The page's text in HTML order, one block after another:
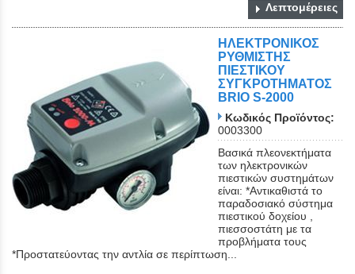
Λεπτομέρειες
ΗΛΕΚΤΡΟΝΙΚΟΣ
ΡΥΘΜΙΣΤΗΣ
ΠΙΕΣΤΙΚΟΥ
ΣΥΓΚΡΟΤΗΜΑΤΟΣ
BRIO S-2000
Κωδικός Προϊόντος:
0003300
Βασικά πλεονεκτήματα
των ηλεκτρονικών
πιεστικών συστημάτων
είναι: *Αντικαθιστά το
παραδοσιακό σύστημα
πιεστικού δοχείου ,
πιεσσοστάτη με τα
προβλήματα τους
*Προστατεύοντας την αντλία σε περίπτωση...